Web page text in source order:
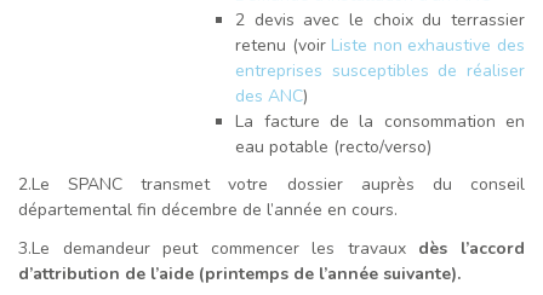
2 devis avec le choix du terrassier
retenu (voir Liste non exhaustive des
entreprises susceptibles de réaliser
des ANC)
La facture de la consommation en
eau potable (recto/verso)
2.Le SPANC transmet votre dossier auprès du conseil
départemental fin décembre de l’année en cours.
3.Le demandeur peut commencer les travaux dès l’accord
d’attribution de l’aide (printemps de l’année suivante).